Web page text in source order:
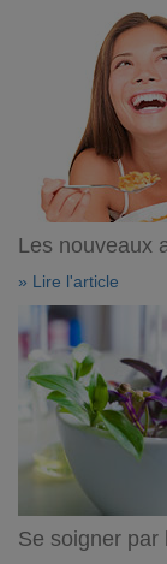
Les nouveaux
» Lire l'article
Se soigner par